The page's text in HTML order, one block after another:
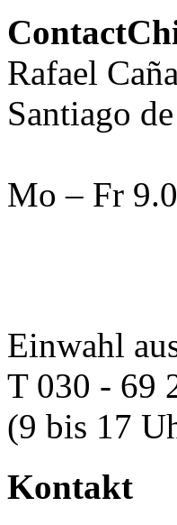
Rafael
Santiago
Mo – Fr
Einwahl
T 030 - 69
(9 bis 17
Kontakt